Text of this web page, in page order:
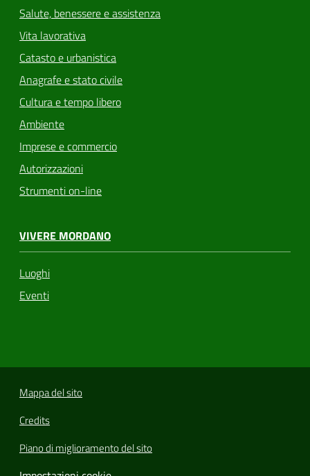
Salute, benessere e assistenza
Vita lavorativa
Catasto e urbanistica
Anagrafe e stato civile
Cultura e tempo libero
Ambiente
Imprese e commercio
Autorizzazioni
Strumenti on-line
VIVERE MORDANO
Luoghi
Eventi
Mappa del sito
Credits
Piano di miglioramento del sito